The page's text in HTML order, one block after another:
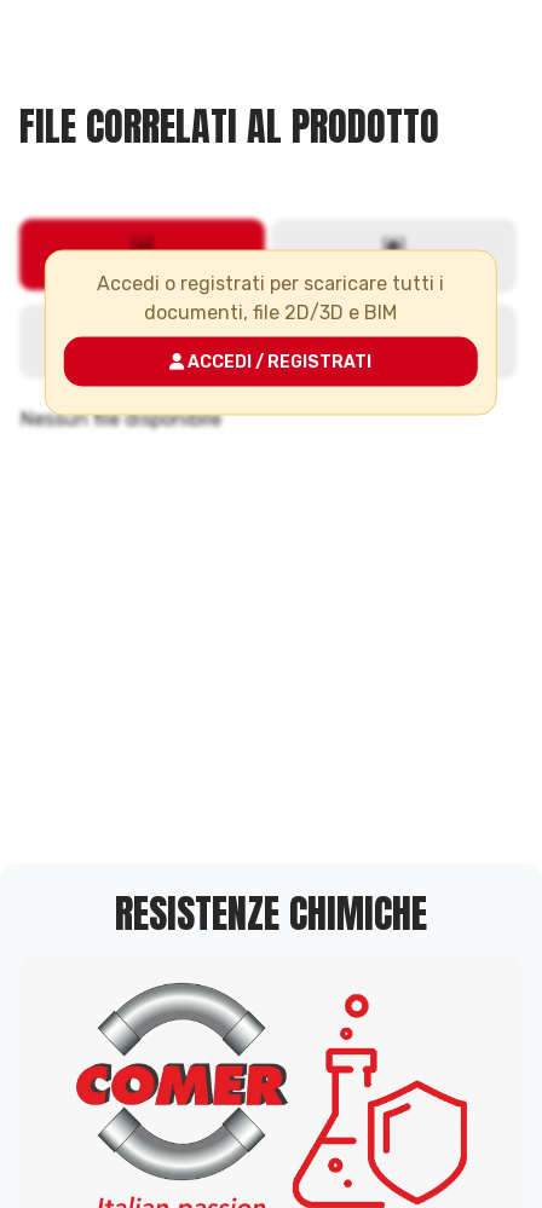
FILE CORRELATI AL PRODOTTO
Accedi o registrati per scaricare tutti i
documenti, file 2D/3D e BIM
ACCEDI / REGISTRATI
RESISTENZE CHIMICHE